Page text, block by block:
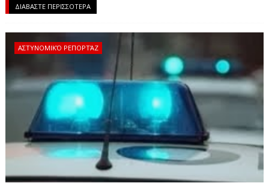
ΔΙΑΒΑΣΤΕ ΠΕΡΙΣΣΟΤΕΡΑ
ΑΣΤΥΝΟΜΙΚΌ ΡΕΠΟΡΤΆΖ